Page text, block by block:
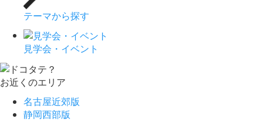
テーマから探す
見学会・イベント
お近くのエリア
名古屋近郊版
静岡西部版